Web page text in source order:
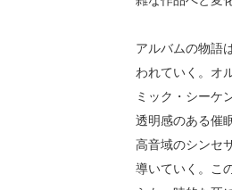
アルバムの物語
われていく。オ
ミック・シーケ
透明感のある催
高音域のシンセ
導いていく。こ